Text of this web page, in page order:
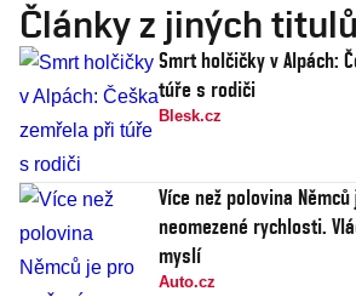
Články z jiných titulů
Smrt holčičky v Alpách:
túře s rodiči
Blesk.cz
Více než polovina
neomezené rychlosti.
myslí
Auto.cz